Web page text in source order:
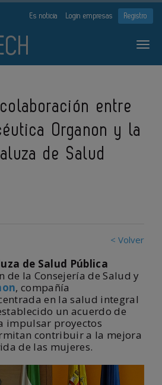
Es noticia Login empresas Registro
entre
Organon y la
de Salud
< Volver
de Salud Pública
de la Consejería de Salud y
, compañía
en la salud integral
un acuerdo de
impulsar proyectos
contribuir a la mejora
de las mujeres.